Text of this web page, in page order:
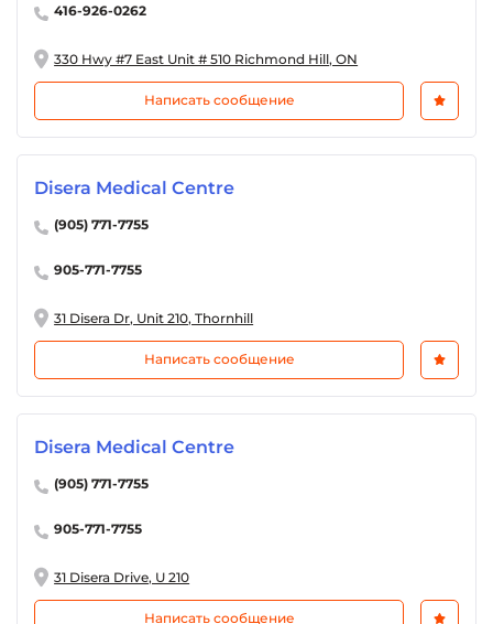
416-926-0262
330 Hwy #7 East Unit # 510 Richmond Hill, ON
Написать сообщение
Disera Medical Centre
(905) 771-7755
905-771-7755
31 Disera Dr, Unit 210, Thornhill
Написать сообщение
Disera Medical Centre
(905) 771-7755
905-771-7755
31 Disera Drive, U 210
Написать сообщение